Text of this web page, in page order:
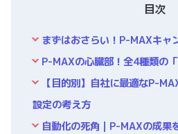
目次
まずはおさらい！P-MAXキャ
P-MAXの心臓部！全4種類の
【目的別】自社に最適なP-
設定の考え方
自動化の死角｜P-MAXの成果